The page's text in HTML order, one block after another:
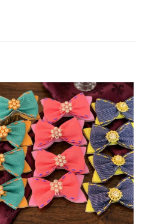
Adicionar
aos meus
desejos